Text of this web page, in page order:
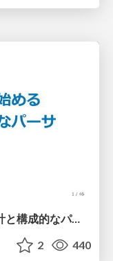
壊れたパーサから始める関数型設計と構成的なパーサ #fp_matsuri
2 440